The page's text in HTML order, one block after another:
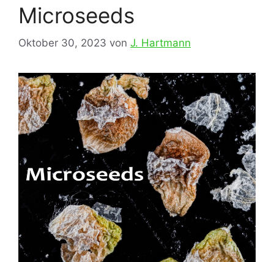
Microseeds
Oktober 30, 2023 von J. Hartmann